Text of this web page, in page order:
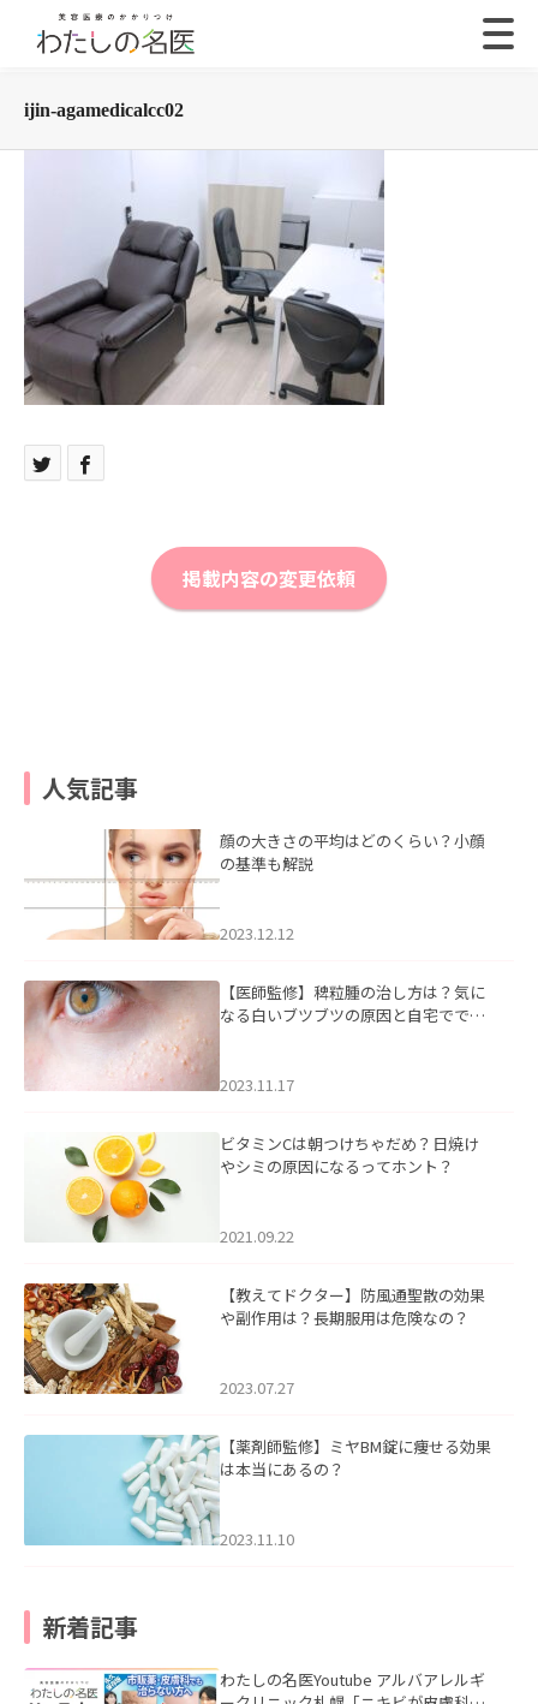
ijin-agamedicalcc02
掲載内容の変更依頼
人気記事
顔の大きさの平均はどのくらい？小顔
の基準も解説
2023.12.12
【医師監修】稗粒腫の治し方は？気に
なる白いブツブツの原因と自宅ででき
2023.11.17
ビタミンCは朝つけちゃだめ？日焼け
やシミの原因になるってホント？
2021.09.22
【教えてドクター】防風通聖散の効果
や副作用は？長期服用は危険なの？
2023.07.27
【薬剤師監修】ミヤBM錠に痩せる効果
は本当にあるの？
2023.11.10
新着記事
わたしの名医Youtube アルバアレルギ